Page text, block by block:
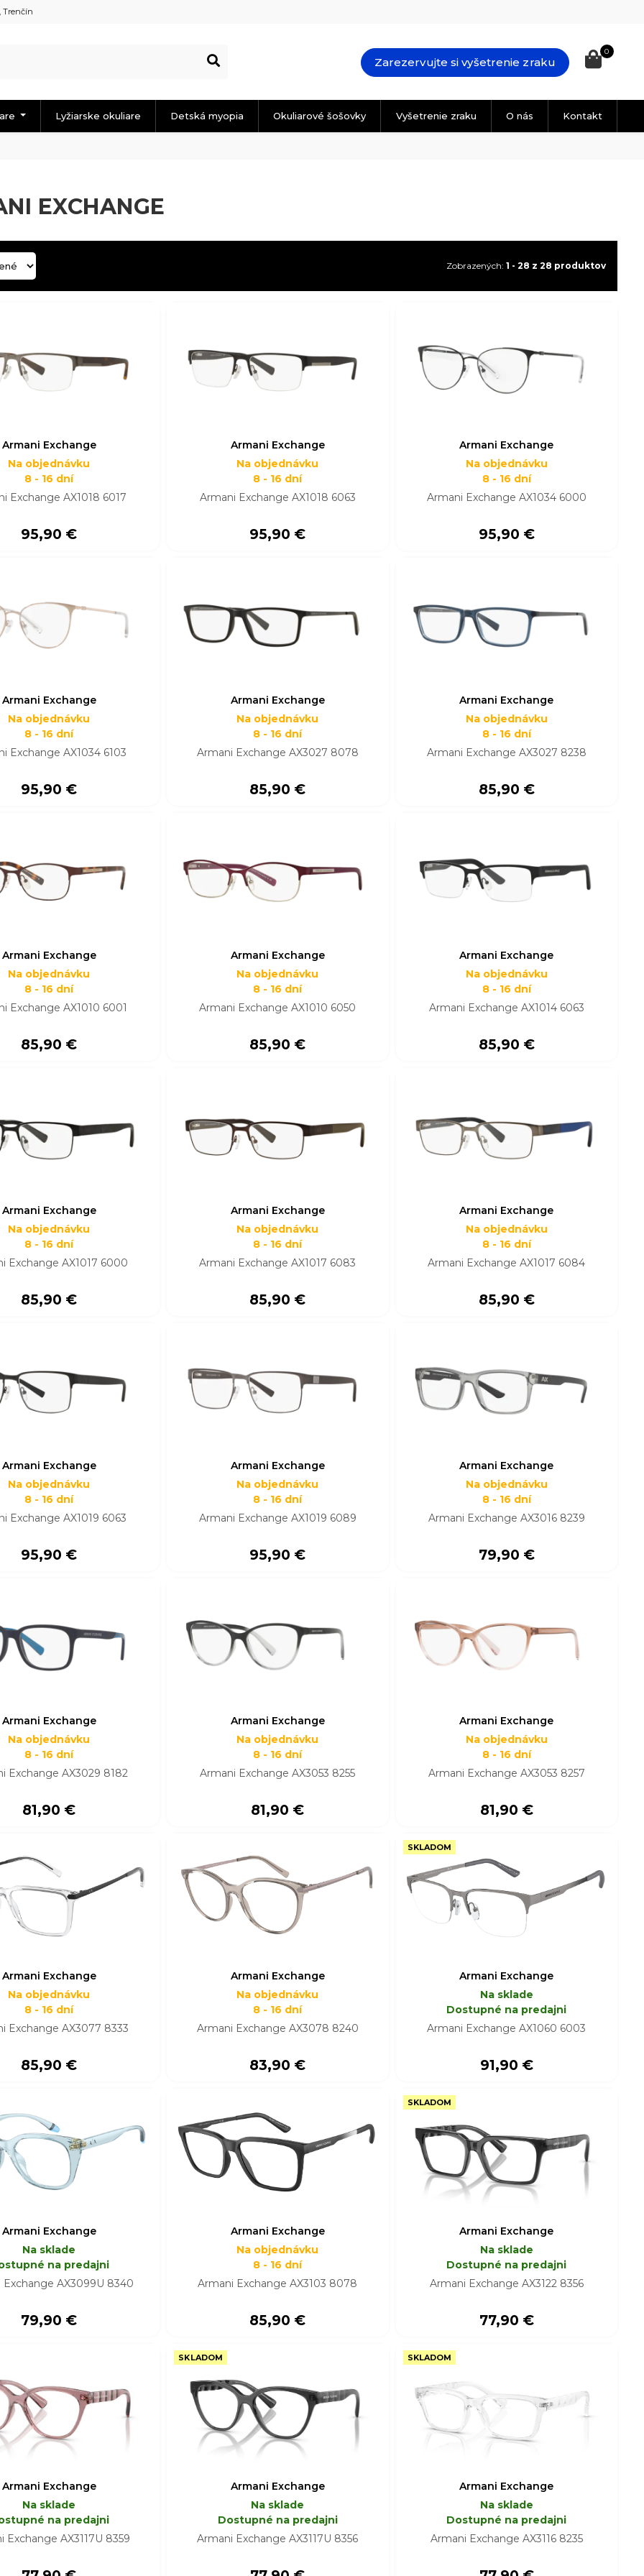
Trenčín
Zarezervujte si vyšetrenie zraku
0
Lyžiarske okuliare Detská myopia Okuliarové šošovky Vyšetrenie zraku O nás Kontakt
EXCHANGE
Zobrazených: 1 - 28 z 28 produktov
Armani Exchange
Na objednávku
8 - 16 dní
Exchange AX1018 6017
95,90 €
Armani Exchange
Na objednávku
8 - 16 dní
Armani Exchange AX1018 6063
95,90 €
Armani Exchange
Na objednávku
8 - 16 dní
Armani Exchange AX1034 6000
95,90 €
Armani Exchange
Na objednávku
8 - 16 dní
Exchange AX1034 6103
95,90 €
Armani Exchange
Na objednávku
8 - 16 dní
Armani Exchange AX3027 8078
85,90 €
Armani Exchange
Na objednávku
8 - 16 dní
Armani Exchange AX3027 8238
85,90 €
Armani Exchange
Na objednávku
8 - 16 dní
Exchange AX1010 6001
85,90 €
Armani Exchange
Na objednávku
8 - 16 dní
Armani Exchange AX1010 6050
85,90 €
Armani Exchange
Na objednávku
8 - 16 dní
Armani Exchange AX1014 6063
85,90 €
Armani Exchange
Na objednávku
8 - 16 dní
Exchange AX1017 6000
85,90 €
Armani Exchange
Na objednávku
8 - 16 dní
Armani Exchange AX1017 6083
85,90 €
Armani Exchange
Na objednávku
8 - 16 dní
Armani Exchange AX1017 6084
85,90 €
Armani Exchange
Na objednávku
8 - 16 dní
Exchange AX1019 6063
95,90 €
Armani Exchange
Na objednávku
8 - 16 dní
Armani Exchange AX1019 6089
95,90 €
Armani Exchange
Na objednávku
8 - 16 dní
Armani Exchange AX3016 8239
79,90 €
Armani Exchange
Na objednávku
8 - 16 dní
Exchange AX3029 8182
81,90 €
Armani Exchange
Na objednávku
8 - 16 dní
Armani Exchange AX3053 8255
81,90 €
Armani Exchange
Na objednávku
8 - 16 dní
Armani Exchange AX3053 8257
81,90 €
Armani Exchange
Na objednávku
8 - 16 dní
Exchange AX3077 8333
85,90 €
Armani Exchange
Na objednávku
8 - 16 dní
Armani Exchange AX3078 8240
83,90 €
SKLADOM
Armani Exchange
Na sklade
Dostupné na predajni
Armani Exchange AX1060 6003
91,90 €
Armani Exchange
Na sklade
na predajni
Exchange AX3099U 8340
79,90 €
Armani Exchange
Na objednávku
8 - 16 dní
Armani Exchange AX3103 8078
85,90 €
SKLADOM
Armani Exchange
Na sklade
Dostupné na predajni
Armani Exchange AX3122 8356
77,90 €
Armani Exchange
Na sklade
na predajni
Exchange AX3117U 8359
SKLADOM
Armani Exchange
Na sklade
Dostupné na predajni
Armani Exchange AX3117U 8356
SKLADOM
Armani Exchange
Na sklade
Dostupné na predajni
Armani Exchange AX3116 8235